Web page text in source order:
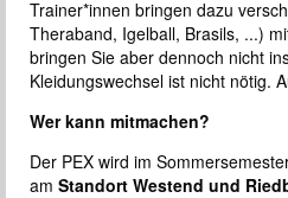
Trainer*innen bringen dazu
Theraband, Igelball, Brasils, ...)
bringen Sie aber dennoch nicht
Kleidungswechsel ist nicht nötig.
Wer kann mitmachen?
Der PEX wird im
am Standort Westend und